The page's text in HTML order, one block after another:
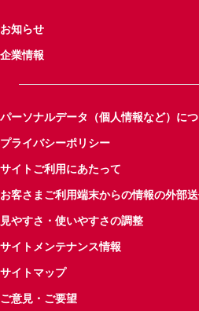
お知らせ
企業情報
パーソナルデータ（個人情報など）に
プライバシーポリシー
サイトご利用にあたって
お客さまご利用端末からの情報の外部
見やすさ・使いやすさの調整
サイトメンテナンス情報
サイトマップ
ご意見・ご要望